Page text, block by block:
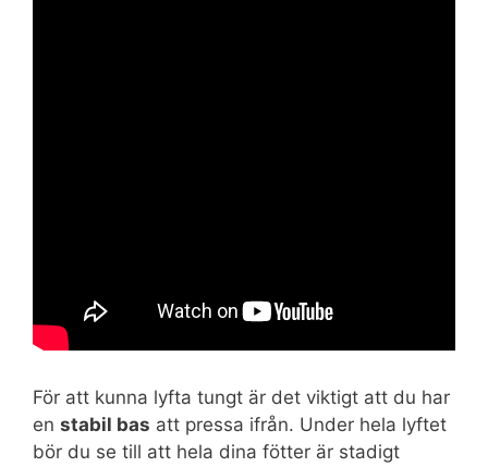
För att kunna lyfta tungt är det viktigt att du har
en stabil bas att pressa ifrån. Under hela lyftet
bör du se till att hela dina fötter är stadigt